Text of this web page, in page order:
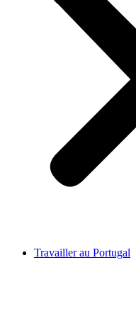
Travailler au Portugal